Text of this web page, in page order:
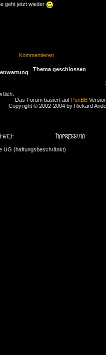
geht jetzt wieder
Kommentieren
Thema geschlossen
Das Forum basiert auf PunBB
Copyright © 2002-2004 by Rickard
UG (haftungsbeschränkt)